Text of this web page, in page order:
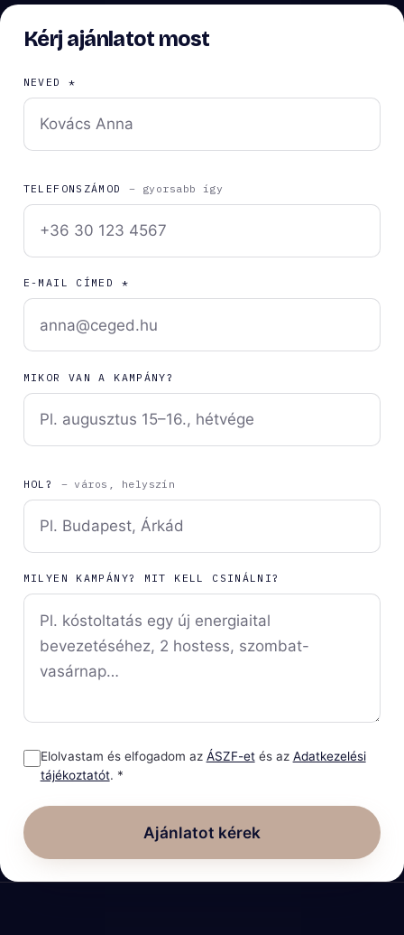
Kérj ajánlatot most
NEVED *
TELEFONSZÁMOD – gyorsabb így
E-MAIL CÍMED *
MIKOR VAN A KAMPÁNY?
HOL? – város, helyszín
MILYEN KAMPÁNY? MIT KELL CSINÁLNI?
Elolvastam és elfogadom az ÁSZF-etés az Adatkezelési
tájékoztatót. *
Ajánlatot kérek